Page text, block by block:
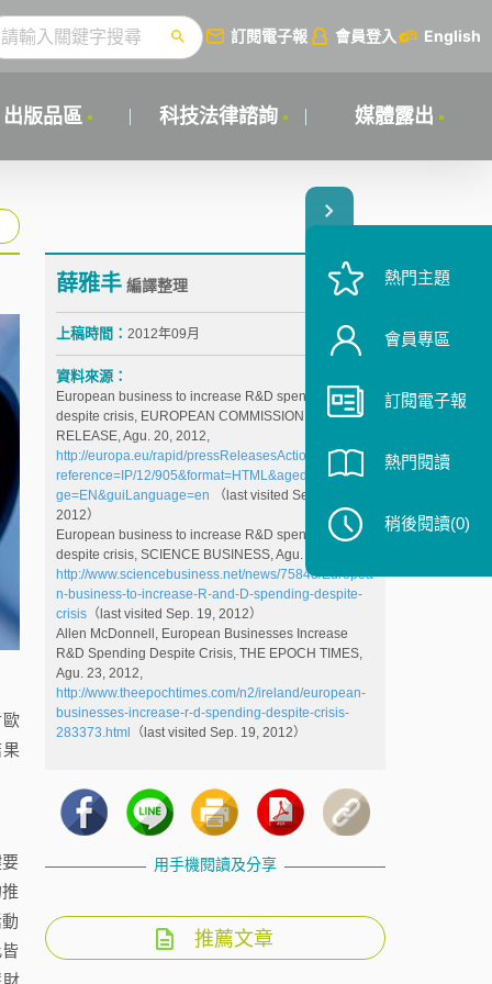
訂閱電子報 會員登入 English
出版品區 科技法律諮詢 媒體露出
薛雅丰編譯整理
上稿時間： 2012年09月
資料來源：
European business to increase R&D spending
despite crisis, EUROPEAN COMMISSION PRESS
RELEASE, Agu. 20, 2012,
http://europa.eu/rapid/pressReleasesAction.do?
reference=IP/12/905&format=HTML&aged=0&langua
ge=EN&guiLanguage=en （last visited Sep. 19,
2012）
European business to increase R&D spending
despite crisis, SCIENCE BUSINESS, Agu. 30, 2012,
http://www.sciencebusiness.net/news/75848/Europea
n-business-to-increase-R-and-D-spending-despite-
crisis（last visited Sep. 19, 2012）
Allen McDonnell, European Businesses Increase
R&D Spending Despite Crisis, THE EPOCH TIMES,
Agu. 23, 2012,
http://www.theepochtimes.com/n2/ireland/european-
businesses-increase-r-d-spending-despite-crisis-
283373.html
（last visited Sep. 19, 2012）
用手機閱讀及分享
推薦文章
熱門主題
會員專區
訂閱電子報
熱門閱讀
稍後閱讀(0)